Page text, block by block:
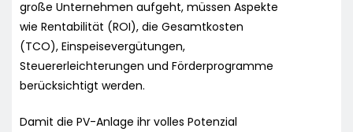
große Unternehmen aufgeht, müssen Aspekte
wie Rentabilität (ROI), die Gesamtkosten
(TCO), Einspeisevergütungen,
Steuererleichterungen und Förderprogramme
berücksichtigt werden.
Damit die PV-Anlage ihr volles Potenzial